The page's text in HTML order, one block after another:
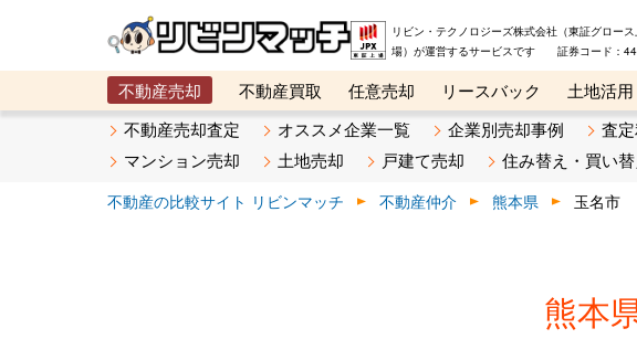
リビン・テクノロジーズ株式会社（東証グロース
場）が運営するサービスです 証券コード：
不動産売却 不動産買取 任意売却 リースバック 土地活用
メタ住宅展示場
ベスト不動産カンパニー オンライン講座 リ
不動産売却査定 オススメ企業一覧 企業別売却事例 査
マンション売却
土地売却 戸建て売却 住み替え・買い替
不動産の比較サイト リビンマッチ 不動産仲介 熊本県 玉名市
熊本